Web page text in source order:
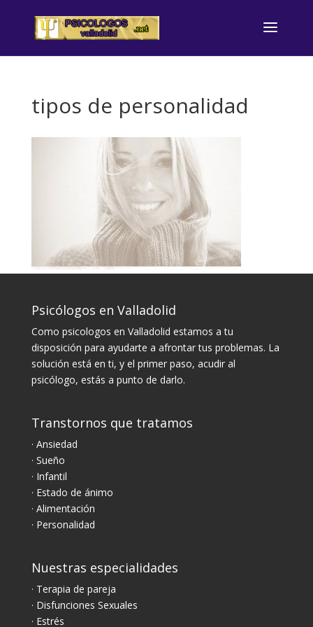
tipos de personalidad
Psicólogos en Valladolid
Como psicologos en Valladolid estamos a tu
disposición para ayudarte a afrontar tus problemas. La
solución está en ti, y el primer paso, acudir al
psicólogo, estás a punto de darlo.
Transtornos que tratamos
· Ansiedad
· Sueño
· Infantil
· Estado de ánimo
· Alimentación
· Personalidad
Nuestras especialidades
· Terapia de pareja
· Disfunciones Sexuales
· Estrés